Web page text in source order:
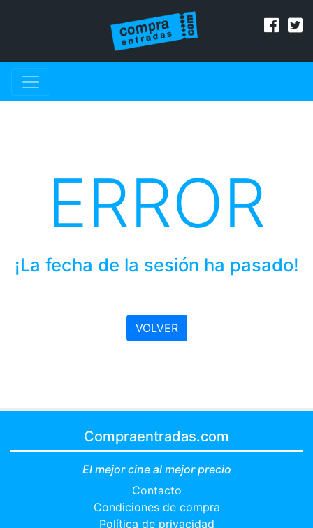
ERROR
¡La fecha de la sesión ha pasado!
VOLVER
Compraentradas.com
El mejor cine al mejor precio
Contacto
Condiciones de compra
Política de privacidad